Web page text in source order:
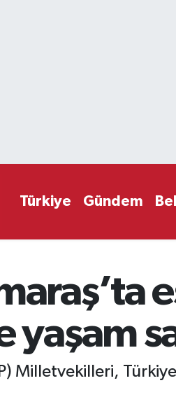
Türkiye Gündem
yaşam
Milletvekilleri,